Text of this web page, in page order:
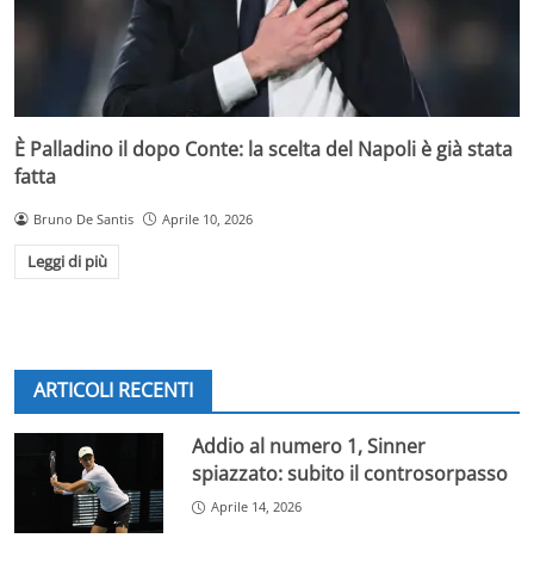
È Palladino il dopo Conte: la scelta del Napoli è già stata
fatta
Bruno De Santis Aprile 10, 2026
Leggi di più
ARTICOLI RECENTI
Addio al numero 1, Sinner
spiazzato: subito il controsorpasso
Aprile 14, 2026